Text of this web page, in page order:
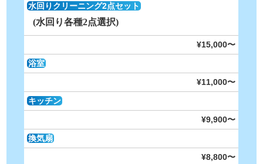
水回りクリーニング2点セット
(水回り各種2点選択)
¥15,000〜
浴室
¥11,000〜
キッチン
¥9,900〜
換気扇
¥8,800〜